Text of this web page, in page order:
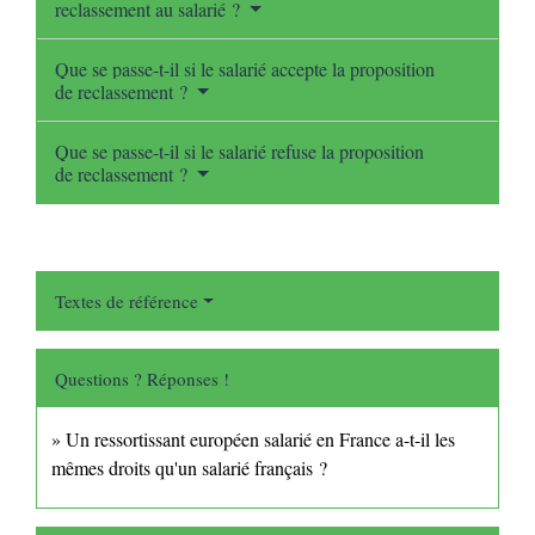
reclassement au salarié ?
Que se passe-t-il si le salarié accepte la proposition
de reclassement ?
Que se passe-t-il si le salarié refuse la proposition
de reclassement ?
Textes de référence
Questions ? Réponses !
Un ressortissant européen salarié en France a-t-il les
mêmes droits qu'un salarié français ?